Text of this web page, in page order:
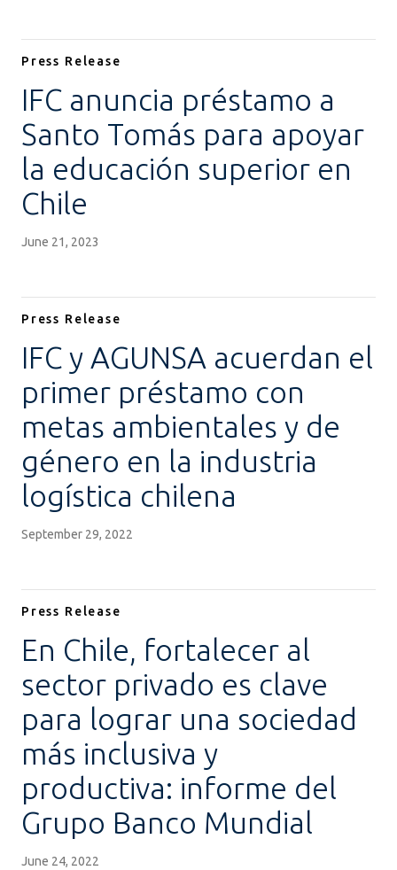
Press Release
IFC anuncia préstamo a
Santo Tomás para apoyar
la educación superior en
Chile
June 21, 2023
Press Release
IFC y AGUNSA acuerdan el
primer préstamo con
metas ambientales y de
género en la industria
logística chilena
September 29, 2022
Press Release
En Chile, fortalecer al
sector privado es clave
para lograr una sociedad
más inclusiva y
productiva: informe del
Grupo Banco Mundial
June 24, 2022